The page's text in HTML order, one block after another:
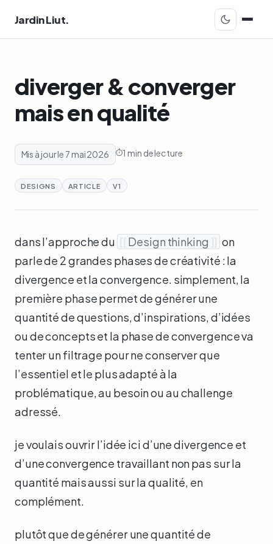
Jardin Liut.
diverger & converger
mais en qualité
Mis à jour le 7 mai 2026 1 min de lecture
DESIGNS ARTICLE V1
dans l’approche du [[Design thinking ]] on
parle de 2 grandes phases de créativité : la
divergence et la convergence. simplement, la
première phase permet de générer une
quantité de questions, d’inspirations, d’idées
ou de concepts et la phase de convergence va
tenter un filtrage pour ne conserver que
l’essentiel et le plus adapté à la
problématique, au besoin ou au challenge
adressé.
je voulais ouvrir l’idée ici d’une divergence et
d’une convergence travaillant non pas sur la
quantité mais aussi sur la qualité, en
complément.
plutôt que de générer une quantité de